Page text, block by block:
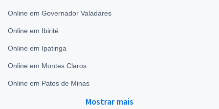
Online em Governador Valadares
Online em Ibirité
Online em Ipatinga
Online em Montes Claros
Online em Patos de Minas
Mostrar mais